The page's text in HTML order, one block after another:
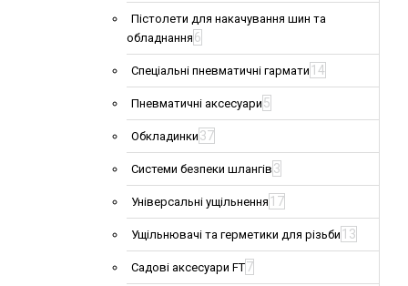
Пістолети для накачування шин та
обладнання 6
Спеціальні пневматичні гармати 14
Пневматичні аксесуари 5
Обкладинки 37
Системи безпеки шлангів 3
Універсальні ущільнення 17
Ущільнювачі та герметики для різьби 13
Садові аксесуари FT7